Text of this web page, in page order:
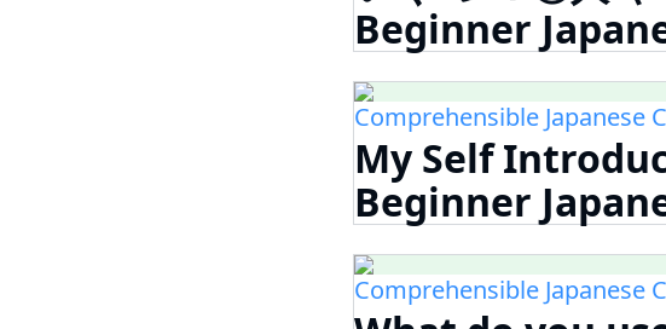
Beginner
Comprehensible Japanese
My Self
Beginner
Comprehensible Japanese